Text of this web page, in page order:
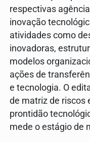
respectivas
inovação
atividades como
inovadoras,
modelos
ações de
e tecnologia. O
de matriz de riscos
prontidão
mede o estágio de